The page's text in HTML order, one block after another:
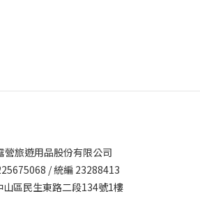
營旅遊用品股份有限公司
/ 統編 23288413
山區民生東路二段134號1樓